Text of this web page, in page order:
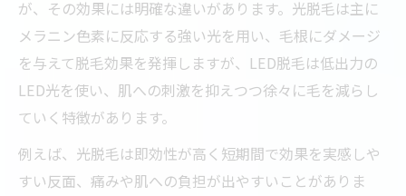
が、その効果には明確な違いがあります。光脱毛は主に
メラニン色素に反応する強い光を用い、毛根にダメージ
を与えて脱毛効果を発揮しますが、LED脱毛は低出力の
LED光を使い、肌への刺激を抑えつつ徐々に毛を減らし
ていく特徴があります。
例えば、光脱毛は即効性が高く短期間で効果を実感しや
すい反面、痛みや肌への負担が出やすいことがありま